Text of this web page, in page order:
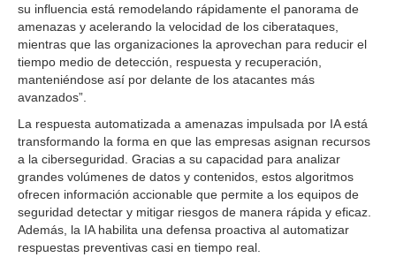
su influencia está remodelando rápidamente el panorama de
amenazas y acelerando la velocidad de los ciberataques,
mientras que las organizaciones la aprovechan para reducir el
tiempo medio de detección, respuesta y recuperación,
manteniéndose así por delante de los atacantes más
avanzados”.
La respuesta automatizada a amenazas impulsada por IA está
transformando la forma en que las empresas asignan recursos
a la ciberseguridad. Gracias a su capacidad para analizar
grandes volúmenes de datos y contenidos, estos algoritmos
ofrecen información accionable que permite a los equipos de
seguridad detectar y mitigar riesgos de manera rápida y eficaz.
Además, la IA habilita una defensa proactiva al automatizar
respuestas preventivas casi en tiempo real.